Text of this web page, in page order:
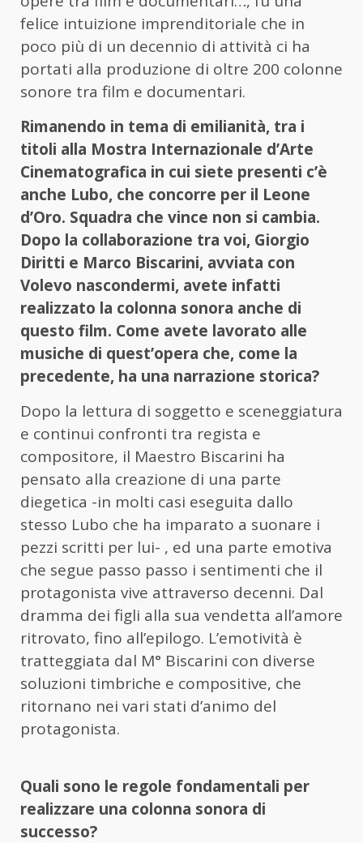
felice intuizione imprenditoriale che in
poco più di un decennio di attività ci ha
portati alla produzione di oltre 200 colonne
sonore tra film e documentari.
Rimanendo in tema di emilianità, tra i
titoli alla Mostra Internazionale d’Arte
Cinematografica in cui siete presenti c’è
anche Lubo, che concorre per il Leone
d’Oro. Squadra che vince non si cambia.
Dopo la collaborazione tra voi, Giorgio
Diritti e Marco Biscarini, avviata con
Volevo nascondermi, avete infatti
realizzato la colonna sonora anche di
questo film. Come avete lavorato alle
musiche di quest’opera che, come la
precedente, ha una narrazione storica?
Dopo la lettura di soggetto e sceneggiatura
e continui confronti tra regista e
compositore, il Maestro Biscarini ha
pensato alla creazione di una parte
diegetica -in molti casi eseguita dallo
stesso Lubo che ha imparato a suonare i
pezzi scritti per lui- , ed una parte emotiva
che segue passo passo i sentimenti che il
protagonista vive attraverso decenni. Dal
dramma dei figli alla sua vendetta all’amore
ritrovato, fino all’epilogo. L’emotività è
tratteggiata dal M° Biscarini con diverse
soluzioni timbriche e compositive, che
ritornano nei vari stati d’animo del
protagonista.
Quali sono le regole fondamentali per
realizzare una colonna sonora di
successo?